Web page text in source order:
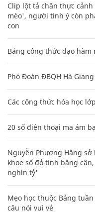
Clip lột tả chân thực
mèo', người tinh ý còn
con
Bảng công thức đạo
Phó Đoàn ĐBQH Hà
Các công thức hóa học
20 số điện thoại ma ám
Nguyễn Phương Hằng
khoe sổ đỏ tính bằng
nghìn tỷ'
Mẹo học thuộc Bảng
câu nói vui vẻ